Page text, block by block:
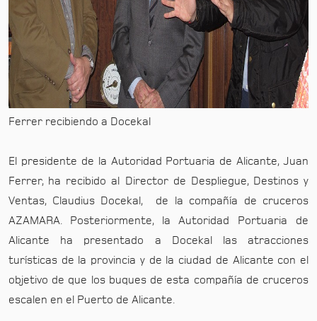
Ferrer recibiendo a Docekal
El presidente de la Autoridad Portuaria de Alicante, Juan
Ferrer, ha recibido al Director de Despliegue, Destinos y
Ventas, Claudius Docekal, de la compañía de cruceros
AZAMARA. Posteriormente, la Autoridad Portuaria de
Alicante ha presentado a Docekal las atracciones
turísticas de la provincia y de la ciudad de Alicante con el
objetivo de que los buques de esta compañía de cruceros
escalen en el Puerto de Alicante.